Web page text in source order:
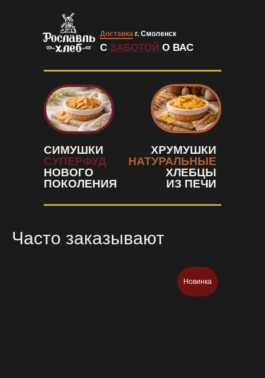
С ЗАБОТОЙ О ВАС
Доставка г. Смоленск
СИМУШКИ
НОВОГО
ПОКОЛЕНИЯ
СУПЕРФУД
ХРУМУШКИ
ХЛЕБЦЫ
ИЗ ПЕЧИ
НАТУРАЛЬНЫЕ
Часто заказывают
Новинка